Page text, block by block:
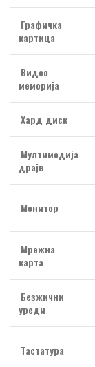
Графичка
картица
Видео
меморија
Хард диск
Мултимедија
драјв
Монитор
Мрежна
карта
Безжични
уреди
Тастатура